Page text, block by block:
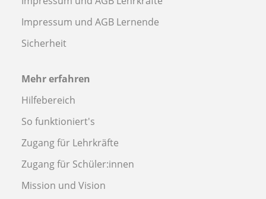
Impressum und AGB Lernende
Sicherheit
Mehr erfahren
Hilfebereich
So funktioniert's
Zugang für Lehrkräfte
Zugang für Schüler:innen
Mission und Vision